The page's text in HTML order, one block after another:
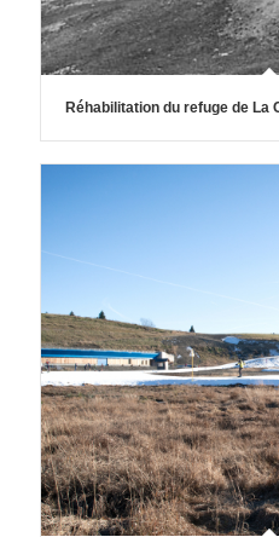
Réhabilitation du refuge de La